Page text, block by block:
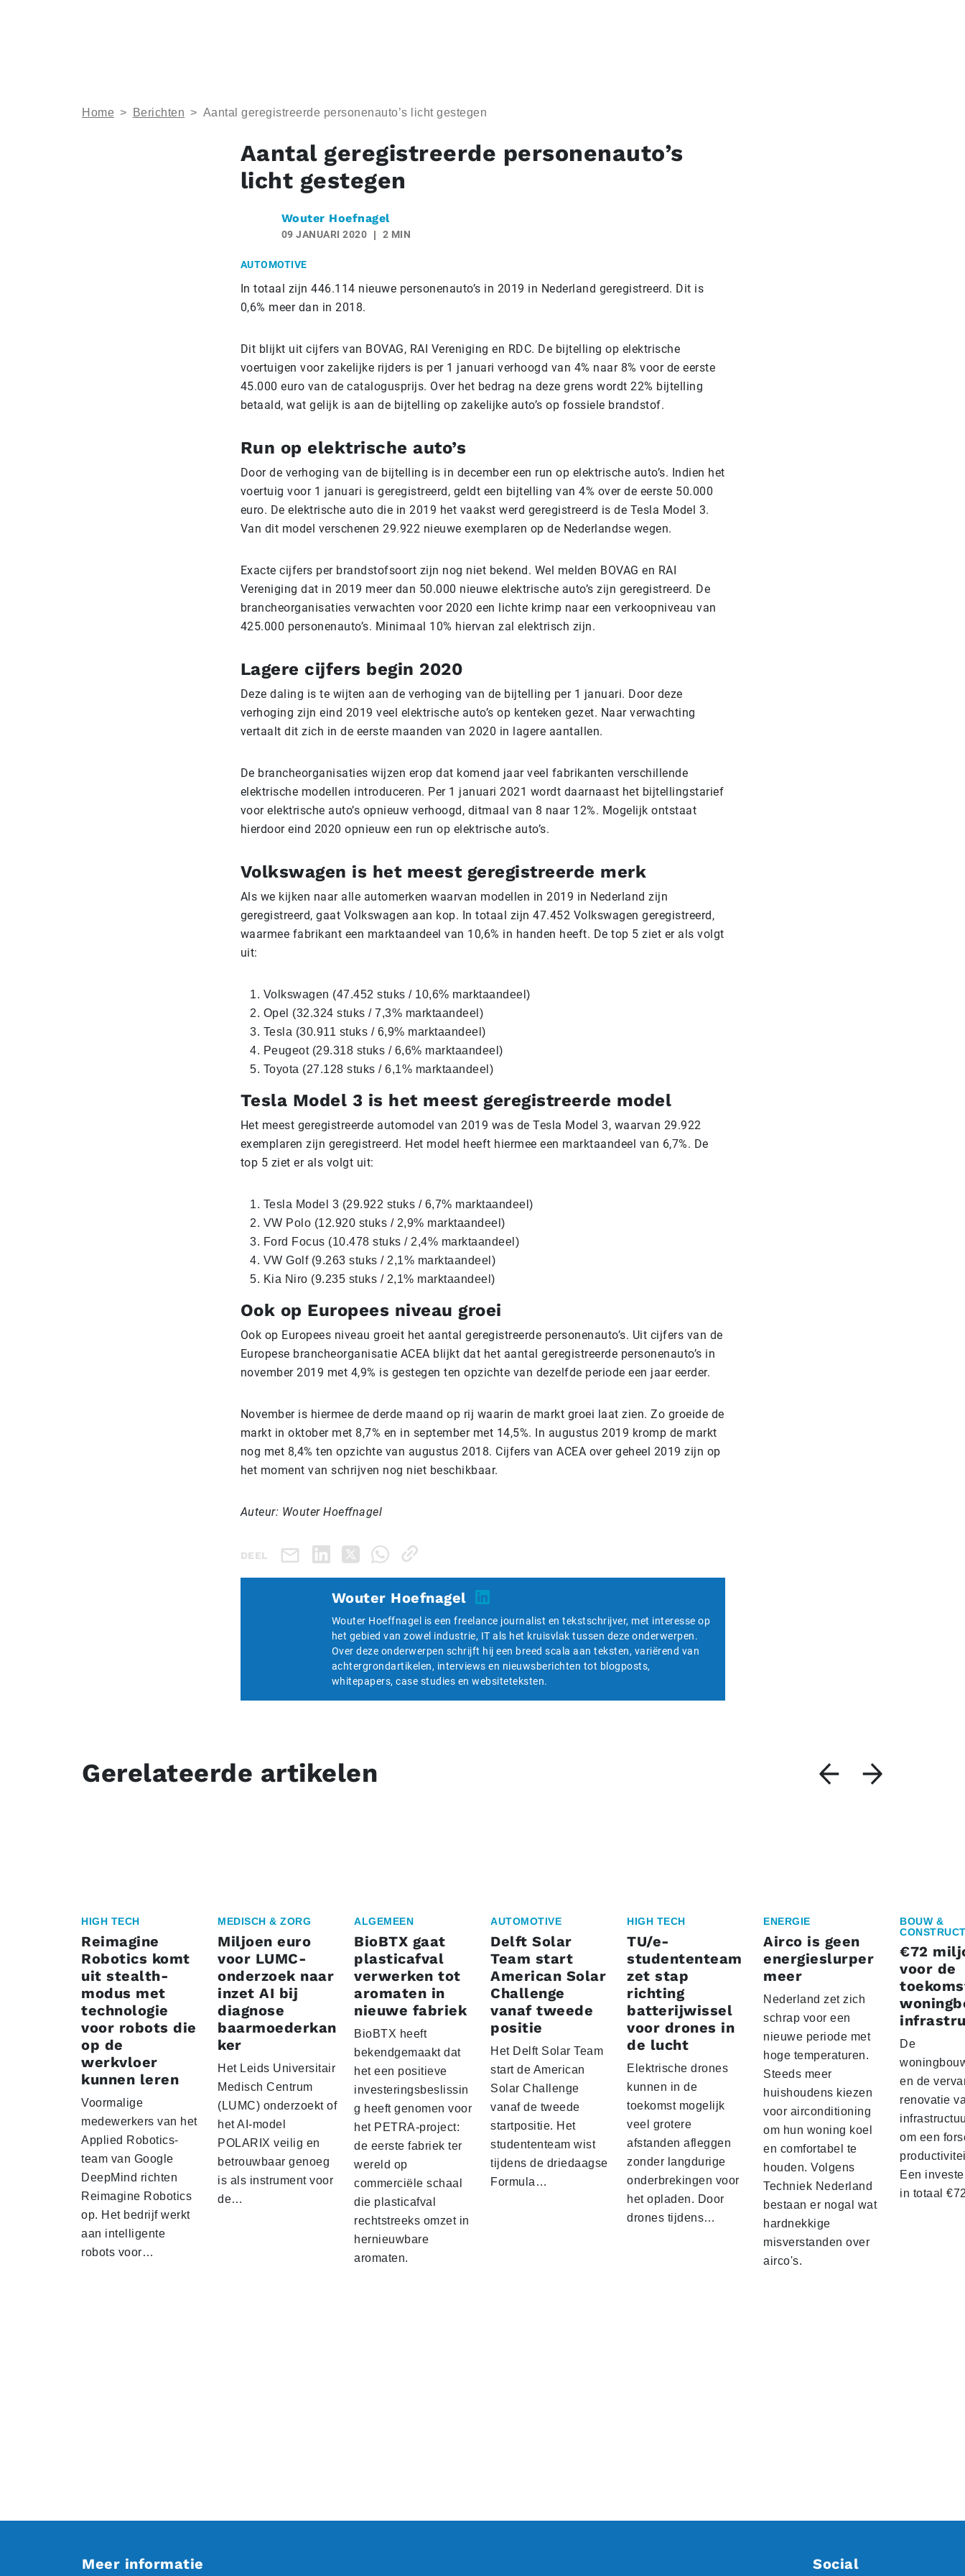
Home > Berichten > Aantal geregistreerde personenauto’s licht gestegen
Aantal geregistreerde personenauto’s
licht gestegen
Wouter Hoefnagel
09 JANUARI 2020 2 MIN
AUTOMOTIVE
In totaal zijn 446.114 nieuwe personenauto’s in 2019 in Nederland geregistreerd. Dit is
0,6% meer dan in 2018.
Dit blijkt uit cijfers van BOVAG, RAI Vereniging en RDC. De bijtelling op elektrische
voertuigen voor zakelijke rijders is per 1 januari verhoogd van 4% naar 8% voor de eerste
45.000 euro van de catalogusprijs. Over het bedrag na deze grens wordt 22% bijtelling
betaald, wat gelijk is aan de bijtelling op zakelijke auto’s op fossiele brandstof.
Run op elektrische auto’s
Door de verhoging van de bijtelling is in december een run op elektrische auto’s. Indien het
voertuig voor 1 januari is geregistreerd, geldt een bijtelling van 4% over de eerste 50.000
euro. De elektrische auto die in 2019 het vaakst werd geregistreerd is de Tesla Model 3.
Van dit model verschenen 29.922 nieuwe exemplaren op de Nederlandse wegen.
Exacte cijfers per brandstofsoort zijn nog niet bekend. Wel melden BOVAG en RAI
Vereniging dat in 2019 meer dan 50.000 nieuwe elektrische auto’s zijn geregistreerd. De
brancheorganisaties verwachten voor 2020 een lichte krimp naar een verkoopniveau van
425.000 personenauto’s. Minimaal 10% hiervan zal elektrisch zijn.
Lagere cijfers begin 2020
Deze daling is te wijten aan de verhoging van de bijtelling per 1 januari. Door deze
verhoging zijn eind 2019 veel elektrische auto’s op kenteken gezet. Naar verwachting
vertaalt dit zich in de eerste maanden van 2020 in lagere aantallen.
De brancheorganisaties wijzen erop dat komend jaar veel fabrikanten verschillende
elektrische modellen introduceren. Per 1 januari 2021 wordt daarnaast het bijtellingstarief
voor elektrische auto’s opnieuw verhoogd, ditmaal van 8 naar 12%. Mogelijk ontstaat
hierdoor eind 2020 opnieuw een run op elektrische auto’s.
Volkswagen is het meest geregistreerde merk
Als we kijken naar alle automerken waarvan modellen in 2019 in Nederland zijn
geregistreerd, gaat Volkswagen aan kop. In totaal zijn 47.452 Volkswagen geregistreerd,
waarmee fabrikant een marktaandeel van 10,6% in handen heeft. De top 5 ziet er als volgt
uit:
Volkswagen (47.452 stuks / 10,6% marktaandeel)
Opel (32.324 stuks / 7,3% marktaandeel)
Tesla (30.911 stuks / 6,9% marktaandeel)
Peugeot (29.318 stuks / 6,6% marktaandeel)
Toyota (27.128 stuks / 6,1% marktaandeel)
Tesla Model 3 is het meest geregistreerde model
Het meest geregistreerde automodel van 2019 was de Tesla Model 3, waarvan 29.922
exemplaren zijn geregistreerd. Het model heeft hiermee een marktaandeel van 6,7%. De
top 5 ziet er als volgt uit:
Tesla Model 3 (29.922 stuks / 6,7% marktaandeel)
VW Polo (12.920 stuks / 2,9% marktaandeel)
Ford Focus (10.478 stuks / 2,4% marktaandeel)
VW Golf (9.263 stuks / 2,1% marktaandeel)
Kia Niro (9.235 stuks / 2,1% marktaandeel)
Ook op Europees niveau groei
Ook op Europees niveau groeit het aantal geregistreerde personenauto’s. Uit cijfers van de
Europese brancheorganisatie ACEA blijkt dat het aantal geregistreerde personenauto’s in
november 2019 met 4,9% is gestegen ten opzichte van dezelfde periode een jaar eerder.
November is hiermee de derde maand op rij waarin de markt groei laat zien. Zo groeide de
markt in oktober met 8,7% en in september met 14,5%. In augustus 2019 kromp de markt
nog met 8,4% ten opzichte van augustus 2018. Cijfers van ACEA over geheel 2019 zijn op
het moment van schrijven nog niet beschikbaar.
Auteur: Wouter Hoeffnagel
DEEL
Wouter Hoefnagel
Wouter Hoeffnagel is een freelance journalist en tekstschrijver, met interesse op
het gebied van zowel industrie, IT als het kruisvlak tussen deze onderwerpen.
Over deze onderwerpen schrijft hij een breed scala aan teksten, variërend van
achtergrondartikelen, interviews en nieuwsberichten tot blogposts,
whitepapers, case studies en websiteteksten.
Gerelateerde artikelen
HIGH TECH
Reimagine
Robotics komt
uit stealth-
modus met
technologie
voor robots die
op de
werkvloer
kunnen leren
Voormalige
medewerkers van het
Applied Robotics-
team van Google
DeepMind richten
Reimagine Robotics
op. Het bedrijf werkt
aan intelligente
robots voor…
MEDISCH & ZORG
Miljoen euro
voor LUMC-
onderzoek naar
inzet AI bij
diagnose
baarmoederkan
ker
Het Leids Universitair
Medisch Centrum
(LUMC) onderzoekt of
het AI-model
POLARIX veilig en
betrouwbaar genoeg
is als instrument voor
de…
ALGEMEEN
BioBTX gaat
plasticafval
verwerken tot
aromaten in
nieuwe fabriek
BioBTX heeft
bekendgemaakt dat
het een positieve
investeringsbeslissin
g heeft genomen voor
het PETRA-project:
de eerste fabriek ter
wereld op
commerciële schaal
die plasticafval
rechtstreeks omzet in
hernieuwbare
aromaten.
AUTOMOTIVE
Delft Solar
Team start
American Solar
Challenge
vanaf tweede
positie
Het Delft Solar Team
start de American
Solar Challenge
vanaf de tweede
startpositie. Het
studententeam wist
tijdens de driedaagse
Formula…
HIGH TECH
TU/e-
studententeam
zet stap
richting
batterijwissel
voor drones in
de lucht
Elektrische drones
kunnen in de
toekomst mogelijk
veel grotere
afstanden afleggen
zonder langdurige
onderbrekingen voor
het opladen. Door
drones tijdens…
ENERGIE
Airco is geen
energieslurper
meer
Nederland zet zich
schrap voor een
nieuwe periode met
hoge temperaturen.
Steeds meer
huishoudens kiezen
voor airconditioning
om hun woning koel
en comfortabel te
houden. Volgens
Techniek Nederland
bestaan er nogal wat
hardnekkige
misverstanden over
airco's.
BOUW &
€72
voor de
De
en de
renovatie
om een
Een
in totaal
Meer informatie Social